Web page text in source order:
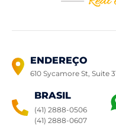
ENDEREÇO
610 Sycamore St, Suite
BRASIL
(41) 2888-0506
(41) 2888-0607